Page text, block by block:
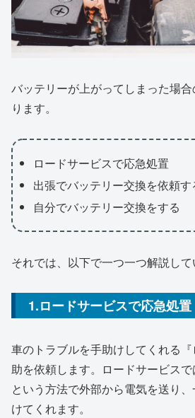
バッテリーが上がってしまった場
ります。
ロードサービスで応急処置
出張でバッテリー交換を依頼す
自分でバッテリー交換をする
それでは、以下で一つ一つ解説して
1.ロードサービスで応急処置
車のトラブルを手助けしてくれる
助を依頼します。ロードサービス
という方法で外部から電気を送り
けてくれます。